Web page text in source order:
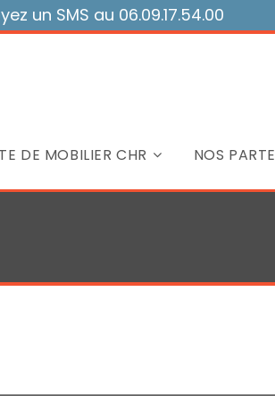
un SMS au 06.09.17.54.00
DE MOBILIER CHR NOS